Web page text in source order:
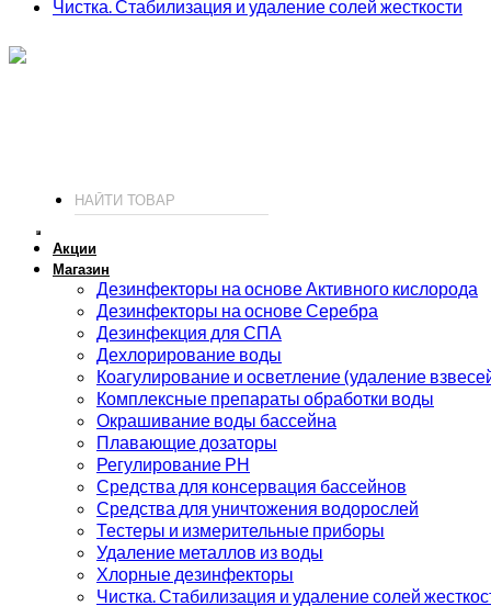
Чистка. Стабилизация и удаление солей жесткости
Акции
Магазин
Дезинфекторы на основе Активного кислорода
Дезинфекторы на основе Серебра
Дезинфекция для СПА
Дехлорирование воды
Коагулирование и осветление (удаление
Комплексные препараты обработки воды
Окрашивание воды бассейна
Плавающие дозаторы
Регулирование РН
Средства для консервация бассейнов
Средства для уничтожения водорослей
Тестеры и измерительные приборы
Удаление металлов из воды
Хлорные дезинфекторы
Чистка. Стабилизация и удаление солей